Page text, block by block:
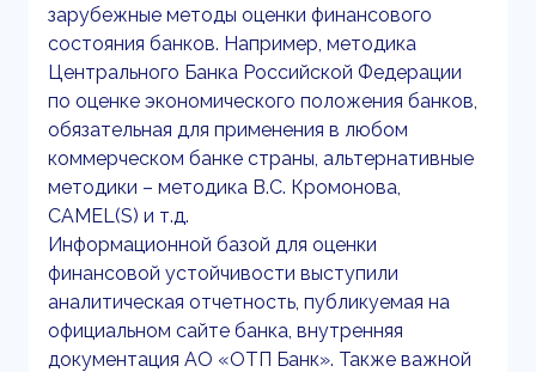
зарубежные методы оценки финансового
состояния банков. Например, методика
Центрального Банка Российской Федерации
по оценке экономического положения банков,
обязательная для применения в любом
коммерческом банке страны, альтернативные
методики – методика В.С. Кромонова,
CAMEL(S) и т.д.
Информационной базой для оценки
финансовой устойчивости выступили
аналитическая отчетность, публикуемая на
официальном сайте банка, внутренняя
документация АО «ОТП Банк». Также важной